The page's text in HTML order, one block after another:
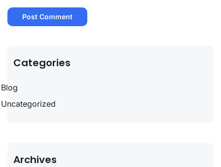
Categories
Blog
Uncategorized
Archives